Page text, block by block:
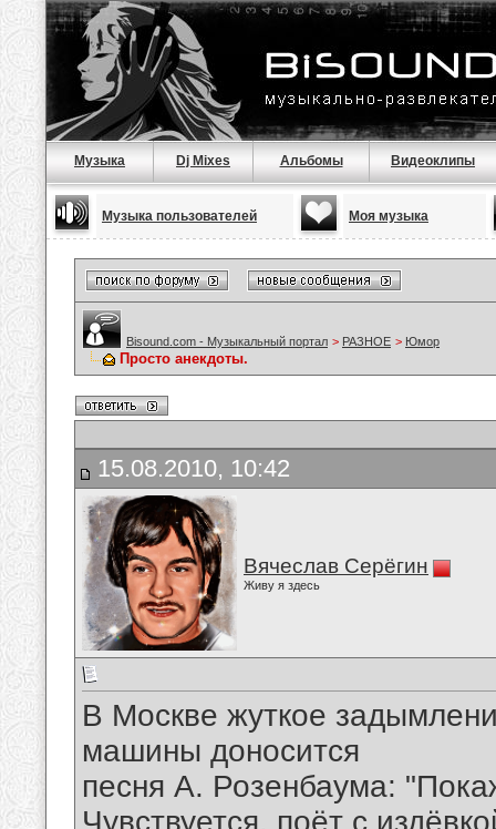
Музыка Dj Mixes Альбомы Видеоклипы
Музыка пользователей Моя музыка
Bisound.com - Музыкальный портал > РАЗНОЕ > Юмор
Просто анекдоты.
15.08.2010, 10:42
Вячеслав Серёгин
Живу я здесь
В Москве жуткое
машины доносится
песня А. Розенбаума: